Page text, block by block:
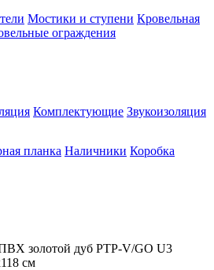
Мостики и ступени Кровельная
ограждения
Комплектующие Звукоизоляция
планка Наличники Коробка
золотой дуб PTP-V/GO U3
см